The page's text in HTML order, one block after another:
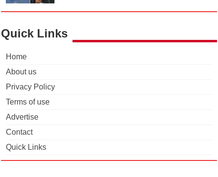
Quick Links
Home
About us
Privacy Policy
Terms of use
Advertise
Contact
Quick Links